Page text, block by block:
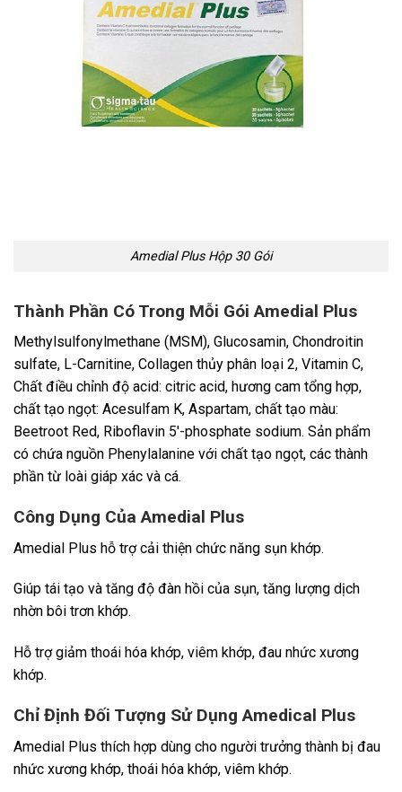
Amedial Plus Hộp 30 Gói
Thành Phần Có Trong Mỗi Gói Amedial Plus
Methylsulfonylmethane (MSM), Glucosamin, Chondroitin
sulfate, L-Carnitine, Collagen thủy phân loại 2, Vitamin C,
Chất điều chỉnh độ acid: citric acid, hương cam tổng hợp,
chất tạo ngọt: Acesulfam K, Aspartam, chất tạo màu:
Beetroot Red, Riboflavin 5′-phosphate sodium. Sản phẩm
có chứa nguồn Phenylalanine với chất tạo ngọt, các thành
phần từ loài giáp xác và cá.
Công Dụng Của Amedial Plus
Amedial Plus hỗ trợ cải thiện chức năng sụn khớp.
Giúp tái tạo và tăng độ đàn hồi của sụn, tăng lượng dịch
nhờn bôi trơn khớp.
Hỗ trợ giảm thoái hóa khớp, viêm khớp, đau nhức xương
khớp.
Chỉ Định Đối Tượng Sử Dụng Amedical Plus
Amedial Plus thích hợp dùng cho người trưởng thành bị đau
nhức xương khớp, thoái hóa khớp, viêm khớp.